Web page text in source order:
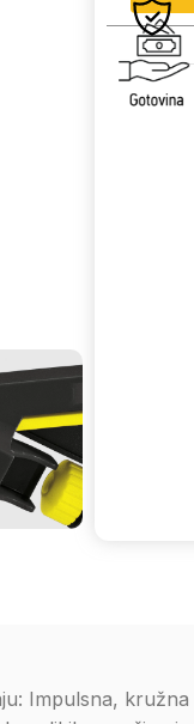
Impulsna, kružna